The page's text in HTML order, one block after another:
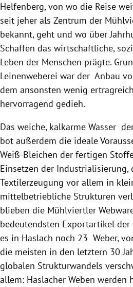
Helfenberg, von wo die Reise
seit jeher als Zentrum der
bekannt, geht und wo über
Schaffen das wirtschaftliche,
Leben der Menschen prägte.
Leinenweberei war der Anbau
dem ansonsten wenig
hervorragend gedieh.
Das weiche, kalkarme Wasser
bot außerdem die ideale
Weiß-Bleichen der fertigen
Einsetzen der Industrialisierung,
Textilerzeugung vor allem in
mittelbetriebliche Strukturen
blieben die Mühlviertler
bedeutendsten Exportartikel der
es in Haslach noch 23 Weber,
die meisten in den letztern 30
globalen Strukturwandels
allem: Haslacher Weben werden